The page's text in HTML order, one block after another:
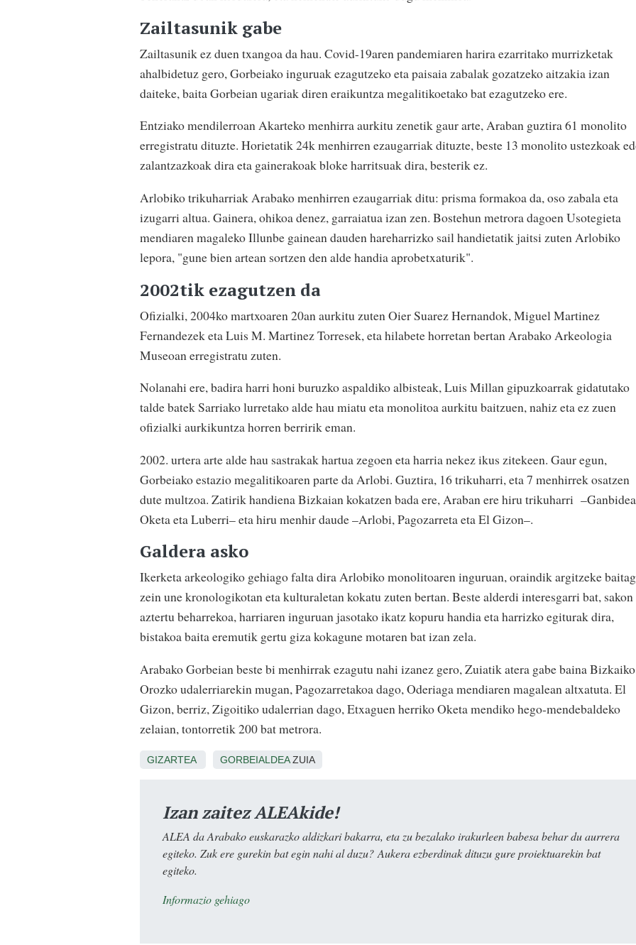
Zailtasunik gabe
Zailtasunik ez duen txangoa da hau. Covid-19aren pandemiaren harira ezarritako murrizketak
ahalbidetuz gero, Gorbeiako inguruak ezagutzeko eta paisaia zabalak gozatzeko aitzakia izan
daiteke, baita Gorbeian ugariak diren eraikuntza megalitikoetako bat ezagutzeko ere.
Entziako mendilerroan Akarteko menhirra aurkitu zenetik gaur arte, Araban guztira 61 monolito
erregistratu dituzte. Horietatik 24k menhirren ezaugarriak dituzte, beste 13 monolito ustezkoak
zalantzazkoak dira eta gainerakoak bloke harritsuak dira, besterik ez.
Arlobiko trikuharriak Arabako menhirren ezaugarriak ditu: prisma formakoa da, oso zabala eta
izugarri altua. Gainera, ohikoa denez, garraiatua izan zen. Bostehun metrora dagoen Usotegieta
mendiaren magaleko Illunbe gainean dauden hareharrizko sail handietatik jaitsi zuten Arlobiko
lepora, "gune bien artean sortzen den alde handia aprobetxaturik".
2002tik ezagutzen da
Ofizialki, 2004ko martxoaren 20an aurkitu zuten Oier Suarez Hernandok, Miguel Martinez
Fernandezek eta Luis M. Martinez Torresek, eta hilabete horretan bertan Arabako Arkeologia
Museoan erregistratu zuten.
Nolanahi ere, badira harri honi buruzko aspaldiko albisteak, Luis Millan gipuzkoarrak gidatutako
talde batek Sarriako lurretako alde hau miatu eta monolitoa aurkitu baitzuen, nahiz eta ez zuen
ofizialki aurkikuntza horren berririk eman.
2002. urtera arte alde hau sastrakak hartua zegoen eta harria nekez ikus zitekeen. Gaur egun,
Gorbeiako estazio megalitikoaren parte da Arlobi. Guztira, 16 trikuharri, eta 7 menhirrek osatzen
dute multzoa. Zatirik handiena Bizkaian kokatzen bada ere, Araban ere hiru trikuharri
Oketa eta Luberri– eta hiru menhir daude –Arlobi, Pagozarreta eta El Gizon–.
Galdera asko
Ikerketa arkeologiko gehiago falta dira Arlobiko monolitoaren inguruan, oraindik argitzeke
zein une kronologikotan eta kulturaletan kokatu zuten bertan. Beste alderdi interesgarri bat, sakon
aztertu beharrekoa, harriaren inguruan jasotako ikatz kopuru handia eta harrizko egiturak dira,
bistakoa baita eremutik gertu giza kokagune motaren bat izan zela.
Arabako Gorbeian beste bi menhirrak ezagutu nahi izanez gero, Zuiatik atera gabe baina Bizkaiko
Orozko udalerriarekin mugan, Pagozarretakoa dago, Oderiaga mendiaren magalean altxatuta. El
Gizon, berriz, Zigoitiko udalerrian dago, Etxaguen herriko Oketa mendiko hego-mendebaldeko
zelaian, tontorretik 200 bat metrora.
GIZARTEA GORBEIALDEAZUIA
Izan zaitez ALEAkide!
ALEA da Arabako euskarazko aldizkari bakarra, eta zu bezalako irakurleen babesa behar du aurrera
egiteko. Zuk ere gurekin bat egin nahi al duzu? Aukera ezberdinak dituzu gure proiektuarekin bat
egiteko.
Informazio gehiago